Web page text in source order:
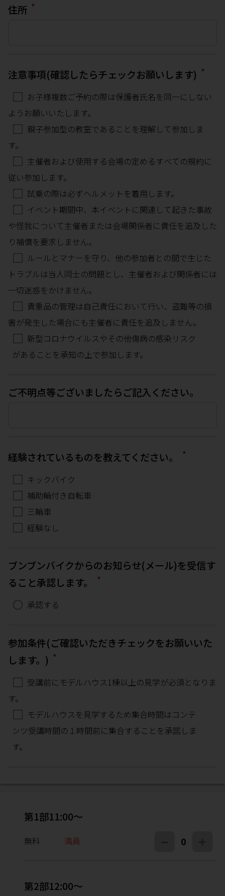
住所 *
注意事項(確認したらチェックお願いします) *
お子様複数ご予約の際は保護者氏名を同一にしない
ようお願いいたします。
親子参加型の教室であることを理解して参加しま
す。
主催者および使用する会場の定めるすべての規約に
従い参加します。
試乗の際は必ずヘルメットを着用します。
イベント期間中、本イベントに関連して起きた事故
や怪我について主催者または会場関係者に責任を追及した
り補償を要求しません。
ルールとマナーを守り、他の参加者との間で生じた
トラブルは当人同士の問題とし、主催者および関係者には
一切迷惑をかけません。
貴重品の管理は自己責任において行い、盗難等の損
害が発生した場合にも主催者に責任を追及しません。
新型コロナウイルスやその他傷病の感染リスク
があることを承知の上で参加します。
ご不明点等ございましたらご記入ください。
経験されているものを教えてください。 *
キックバイク
補助輪付き自転車
三輪車
経験なし
ブンブンバイクからのお知らせ(メール)を受信す
ること承認します。
*
承認する
参加条件(ご確認いただきチェックをお願いいた
します。) *
受講前にモデルハウス1棟以上の見学が必須となりま
す。
モデルハウスを見学するため集合時間はコンテ
ンツ受講時間の１時間前に集合することを承諾しま
す。
第1部11:00～
無料 満員 0
第2部12:00～